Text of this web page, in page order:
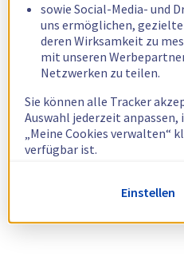
sowie Social-Media- und
uns ermöglichen,
deren Wirksamkeit zu
mit unseren
Netzwerken zu teilen.
Sie können alle Tracker
Auswahl jederzeit anpassen,
„Meine Cookies verwalten“
verfügbar ist.
Weitere Informationen
zur Verwendung von Cookies.
Einstellen